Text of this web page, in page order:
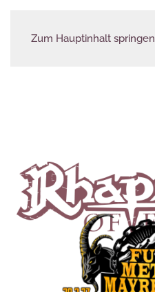
Zum Hauptinhalt springen